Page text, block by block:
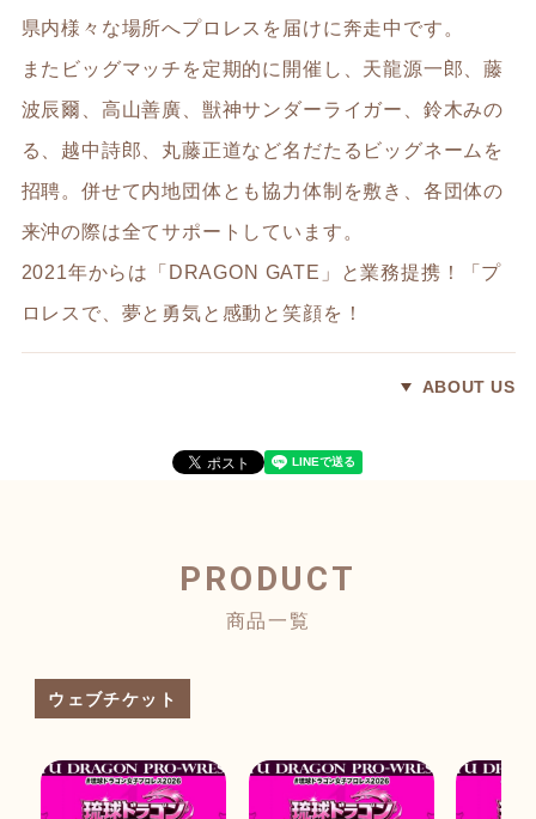
県内様々な場所へプロレスを届けに奔走中です。
またビッグマッチを定期的に開催し、天龍源一郎、藤
波辰爾、高山善廣、獣神サンダーライガー、鈴木みの
る、越中詩郎、丸藤正道など名だたるビッグネームを
招聘。併せて内地団体とも協力体制を敷き、各団体の
来沖の際は全てサポートしています。
2021年からは「DRAGON GATE」と業務提携！「プ
ロレスで、夢と勇気と感動と笑顔を！
ABOUT US
PRODUCT
商品一覧
ウェブチケット